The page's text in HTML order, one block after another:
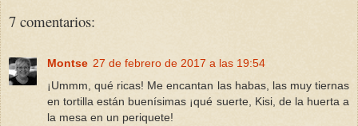
7 comentarios:
Montse 27 de febrero de 2017 a las 19:54
¡Ummm, qué ricas! Me encantan las habas, las muy tiernas
en tortilla están buenísimas ¡qué suerte, Kisi, de la huerta a
la mesa en un periquete!